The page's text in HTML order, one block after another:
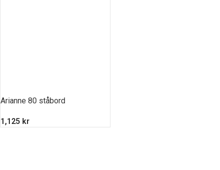
Arianne 80 ståbord
1,125 kr